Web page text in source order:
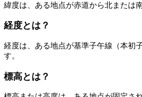
緯度は、ある地点が赤道から北または
経度とは？
経度は、ある地点が基準子午線（本初
す。
標高とは？